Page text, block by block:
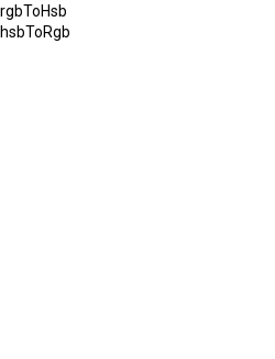
rgbToHsb
hsbToRgb